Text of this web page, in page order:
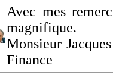
Avec mes
magnifique.
Monsieur
Finance